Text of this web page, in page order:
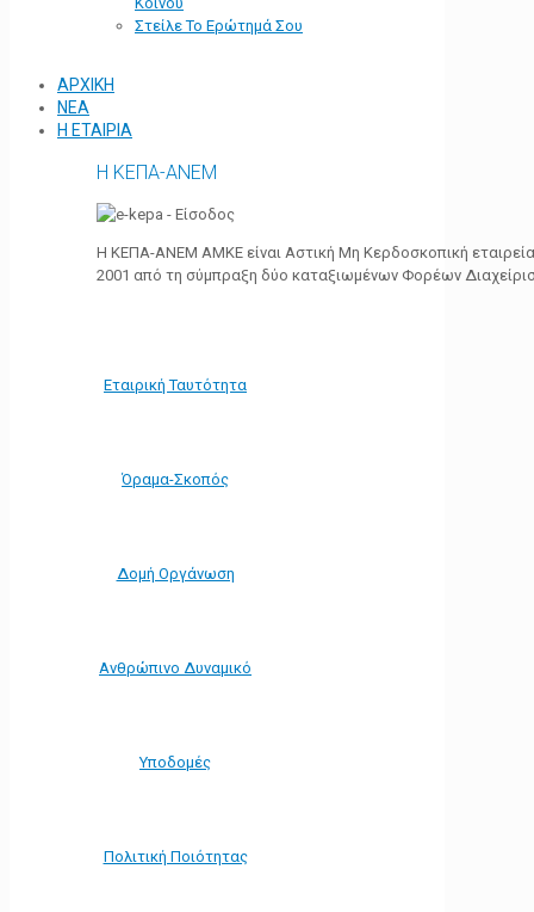
Στείλε Το Ερώτημά Σου
ΑΡΧΙΚΗ
ΝΕΑ
Η ΕΤΑΙΡΙΑ
Η ΚΕΠΑ-ΑΝΕΜ
Η ΚΕΠΑ-ΑΝΕΜ ΑΜΚΕ είναι Αστική Μη Κερδοσκοπική
2001 από τη σύμπραξη δύο καταξιωμένων Φορέων
Εταιρική Ταυτότητα
Όραμα-Σκοπός
Δομή Οργάνωση
Ανθρώπινο Δυναμικό
Υποδομές
Πολιτική Ποιότητας